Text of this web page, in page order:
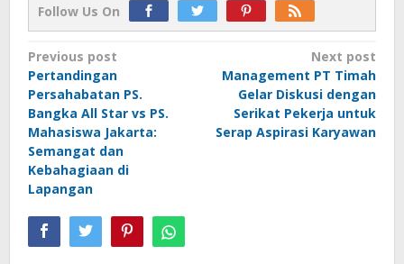
Follow Us On
Post
navigation
Previous post
Pertandingan
Persahabatan PS.
Bangka All Star vs PS.
Mahasiswa Jakarta:
Semangat dan
Kebahagiaan di
Lapangan
Next post
Management PT Timah
Gelar Diskusi dengan
Serikat Pekerja untuk
Serap Aspirasi Karyawan